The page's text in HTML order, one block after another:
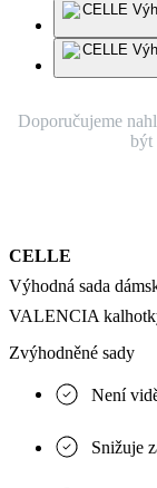
Doporučujeme
být
CELLE
Výhodná sada
VALENCIA
Zvýhodněné sady
Není
Snižuje